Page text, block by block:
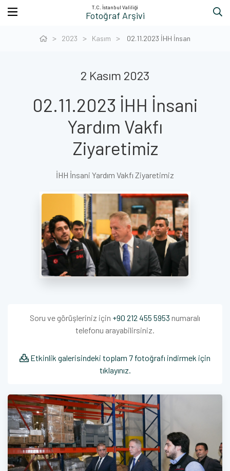
T.C. İstanbul Valiliği
Fotoğraf Arşivi
2023 Kasım 02.11.2023 İHH İnsan
2 Kasım 2023
02.11.2023 İHH İnsani
Yardım Vakfı
Ziyaretimiz
İHH İnsani Yardım Vakfı Ziyaretimiz
Soru ve görüşleriniz için +90 212 455 5953 numaralı
telefonu arayabilirsiniz.
Etkinlik galerisindeki toplam 7 fotoğrafı indirmek için
tıklayınız.